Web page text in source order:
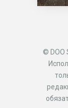
© DOO